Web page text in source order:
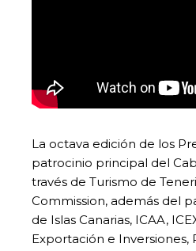
La octava edición de los
patrocinio principal del
través de Turismo de
Commission, además del
de Islas Canarias, ICAA,
Exportación e Inversiones,